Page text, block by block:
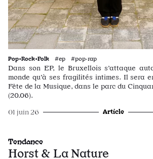
Pop•Rock•Folk #ep #pop·rap
Dans son EP, le Bruxellois s’attaque
monde qu’à ses fragilités intimes. Il sera
Fête de la Musique, dans le parc du
(20.06).
01 juin 26 Article
Tendance
Horst & La Nature